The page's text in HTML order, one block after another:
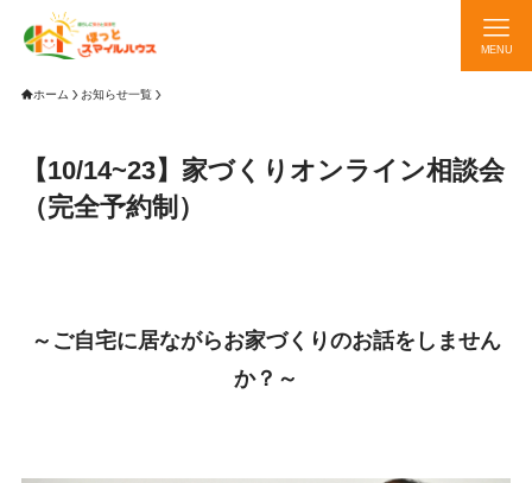
MENU
ホーム お知らせ一覧
【10/14~23】家づくりオンライン相談会
（完全予約制）
～ご自宅に居ながらお家づくりのお話をしません
か？～